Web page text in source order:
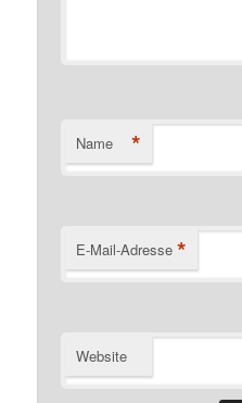
Name *
E-Mail-Adresse *
Website